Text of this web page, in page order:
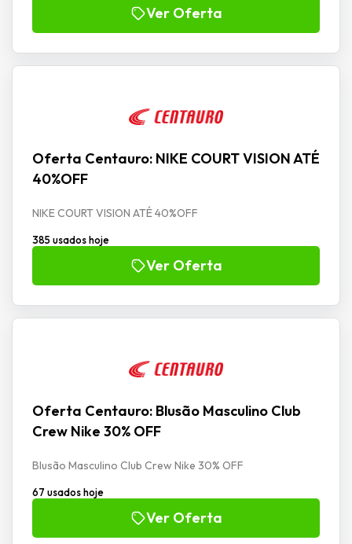
Ver Oferta
Oferta Centauro: NIKE COURT VISION ATÉ
40%OFF
NIKE COURT VISION ATÉ 40%OFF
385 usados hoje
Ver Oferta
Oferta Centauro: Blusão Masculino Club
Crew Nike 30% OFF
Blusão Masculino Club Crew Nike 30% OFF
67 usados hoje
Ver Oferta